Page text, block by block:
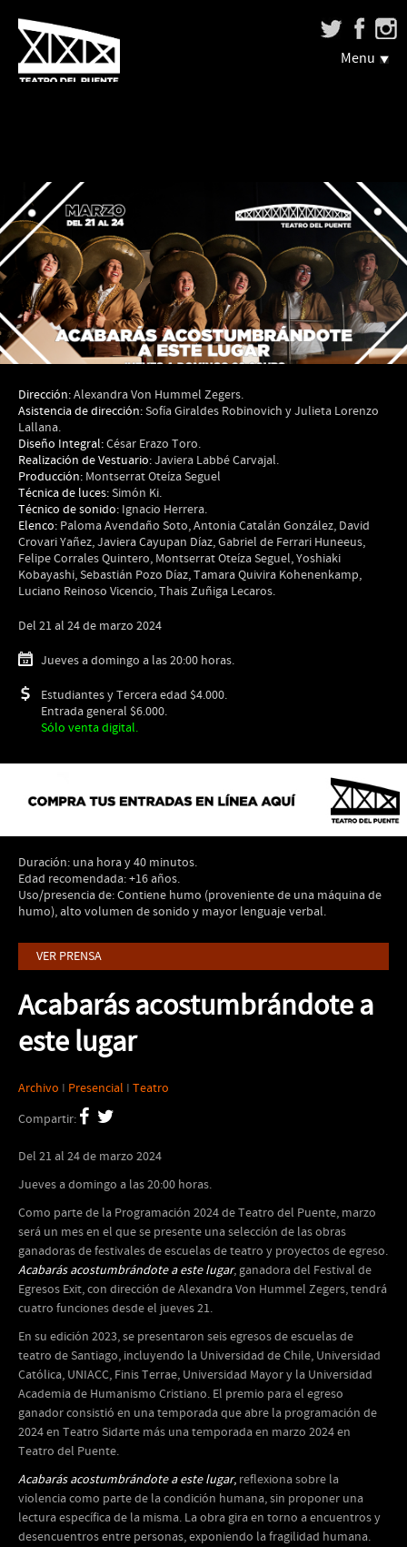
Menu
Dirección:Alexandra Von Hummel Zegers.
Asistencia de dirección:Sofía Giraldes Robinovich y Julieta Lorenzo
Lallana.
Diseño Integral:César Erazo Toro.
Realización de Vestuario:Javiera Labbé Carvajal.
Producción: Montserrat Oteíza Seguel
Técnica de luces:Simón Ki.
Técnico de sonido: Ignacio Herrera.
Elenco: Paloma Avendaño Soto, Antonia Catalán González, David
Crovari Yañez, Javiera Cayupan Díaz, Gabriel de Ferrari Huneeus,
Felipe Corrales Quintero, Montserrat Oteíza Seguel, Yoshiaki
Kobayashi, Sebastián Pozo Díaz, Tamara Quivira Kohenenkamp,
Luciano Reinoso Vicencio, Thais Zuñiga Lecaros.
Del 21 al 24 de marzo 2024
Jueves a domingo a las 20:00 horas.
Estudiantes y Tercera edad $4.000.
Entrada general $6.000.
Sólo venta digital.
Duración: una hora y 40 minutos.
Edad recomendada: +16 años.
Uso/presencia de: Contiene humo (proveniente de una máquina de
humo), alto volumen de sonido y mayor lenguaje verbal.
VER PRENSA
Acabarás acostumbrándote a
este lugar
Archivo I Presencial I Teatro
Compartir:
Del 21 al 24 de marzo 2024
Jueves a domingo a las 20:00 horas.
Como parte de la Programación 2024 de Teatro del Puente, marzo
será un mes en el que se presente una selección de las obras
ganadoras de festivales de escuelas de teatro y proyectos de egreso.
Acabarás acostumbrándote a este lugar, ganadora del Festival de
Egresos Exit, con dirección de Alexandra Von Hummel Zegers, tendrá
cuatro funciones desde el jueves 21.
En su edición 2023, se presentaron seis egresos de escuelas de
teatro de Santiago, incluyendo la Universidad de Chile, Universidad
Católica, UNIACC, Finis Terrae, Universidad Mayor y la Universidad
Academia de Humanismo Cristiano. El premio para el egreso
ganador consistió en una temporada que abre la programación de
2024 en Teatro Sidarte más una temporada en marzo 2024 en
Teatro del Puente.
Acabarás acostumbrándote a este lugar, reflexiona sobre la
violencia como parte de la condición humana, sin proponer una
lectura específica de la misma. La obra gira en torno a encuentros y
desencuentros entre personas, exponiendo la fragilidad humana.